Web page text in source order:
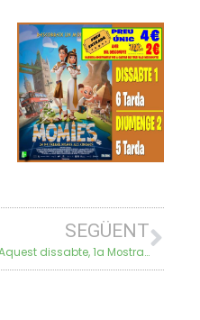
SEGÜENT
Aquest dissabte, 1a Mostra de Vi i Tapes a Mollerussa